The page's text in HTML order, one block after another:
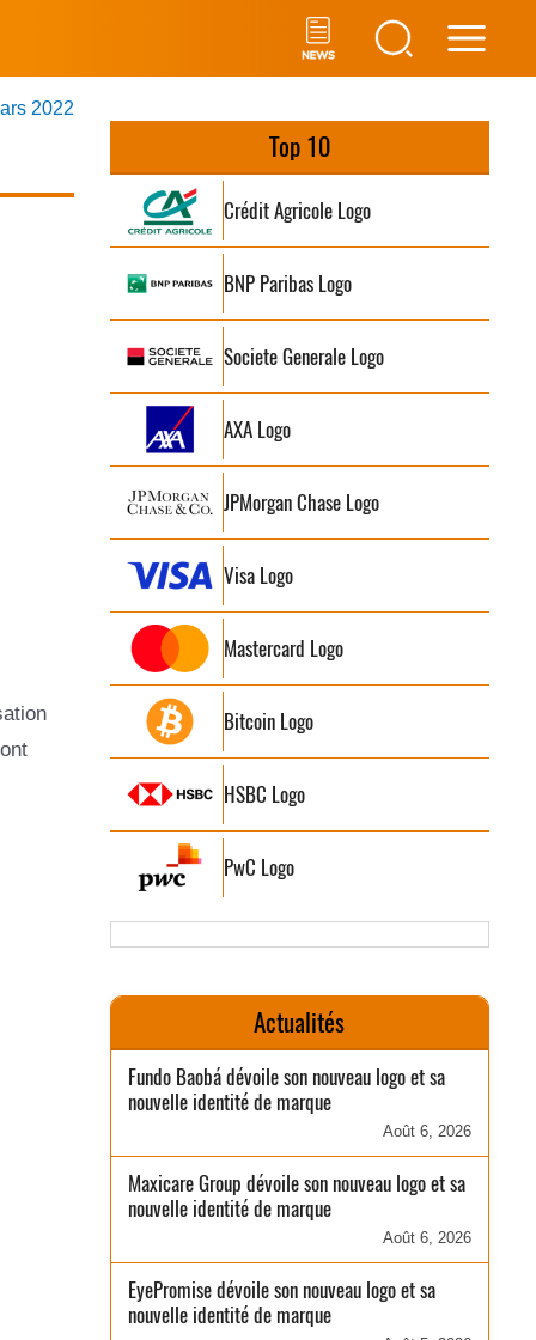
2022
Top 10
Crédit Agricole Logo
BNP Paribas Logo
Societe Generale Logo
AXA Logo
JPMorgan Chase Logo
Visa Logo
Mastercard Logo
Bitcoin Logo
HSBC Logo
PwC Logo
Actualités
Fundo Baobá dévoile son nouveau logo et sa
nouvelle identité de marque
Août 6, 2026
Maxicare Group dévoile son nouveau logo et sa
nouvelle identité de marque
Août 6, 2026
EyePromise dévoile son nouveau logo et sa
nouvelle identité de marque